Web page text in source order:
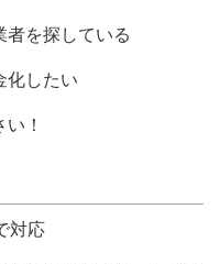
者を探している
化したい
！
対応